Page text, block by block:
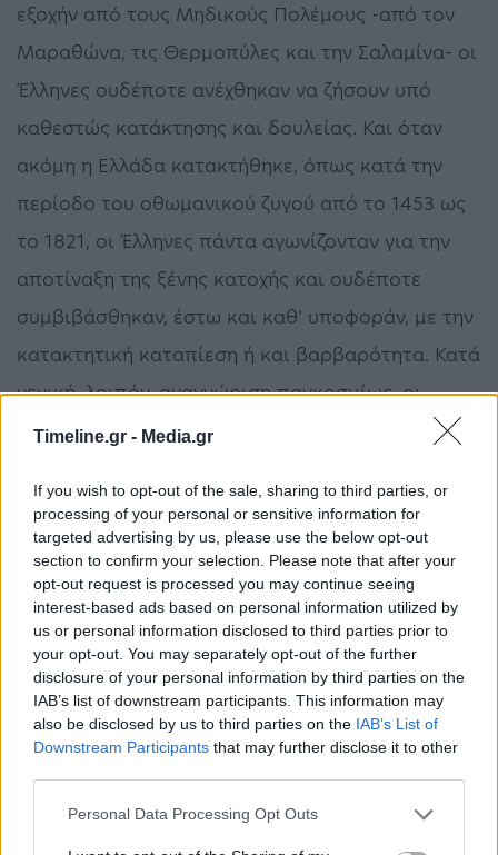
Timeline.gr - Media.gr
If you wish to opt-out of the sale, sharing to third parties, or
processing of your personal or sensitive information for
targeted advertising by us, please use the below opt-out
section to confirm your selection. Please note that after your
opt-out request is processed you may continue seeing
interest-based ads based on personal information utilized by
us or personal information disclosed to third parties prior to
your opt-out. You may separately opt-out of the further
disclosure of your personal information by third parties on the
IAB’s list of downstream participants. This information may
also be disclosed by us to third parties on the IAB’s List of
Downstream Participants that may further disclose it to other
Personal Data Processing Opt Outs
εξοχήν από τους Μηδικούς Πολέμους -από τον
Μαραθώνα, τις Θερμοπύλες και την Σαλαμίνα- οι
Έλληνες ουδέποτε ανέχθηκαν να ζήσουν υπό
καθεστώς κατάκτησης και δουλείας. Και όταν
ακόμη η Ελλάδα κατακτήθηκε, όπως κατά την
περίοδο του οθωμανικού ζυγού από το 1453 ως
το 1821, οι Έλληνες πάντα αγωνίζονταν για την
αποτίναξη της ξένης κατοχής και ουδέποτε
συμβιβάσθηκαν, έστω και καθ’ υποφοράν, με την
κατακτητική καταπίεση ή και βαρβαρότητα. Κατά
γενική, λοιπόν, αναγνώριση παγκοσμίως, οι
Έλληνες υπήρξαν, είναι και θα παραμείνουν
Β. Υπ’ αυτό το πρίσμα, η σχέση των Ελλήνων με
την Ελευθερία είναι, κατά τα προμνημονευόμενα,
βιωματική. Με την έννοια ότι οι Έλληνες μόνον
ελεύθεροι -και, άρα, μέσα σε καθεστώς
αντίστοιχης δημοκρατικής διακυβέρνησης και
ανάλογης συμμετοχής «στα κοινά», δια της
ακώλυτης άσκησης των κατάλληλων πολιτικών
δικαιωμάτων- μπορούν να υπερασπισθούν την
αξία τους και ν’ αναπτύξουν ελεύθερα την